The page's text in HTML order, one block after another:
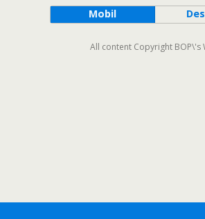
Mobil
All content Copyright BOP\'s